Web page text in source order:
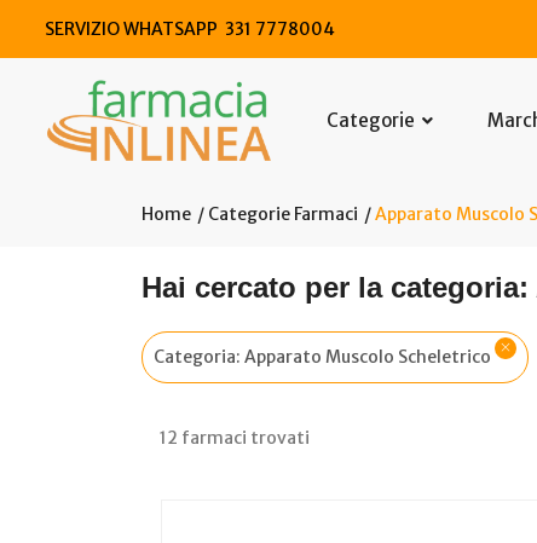
SERVIZIO WHATSAPP 331 7778004
Categorie
Home Categorie Farmaci Apparato Muscolo
Hai cercato per la
Categoria: Apparato Muscolo Scheletrico
12 farmaci trovati